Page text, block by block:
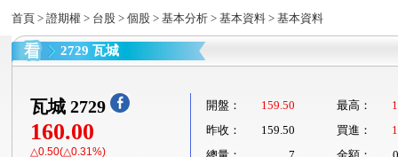
首頁 > 證期權 > 台股 > 個股 > 基本分析 > 基本資料 > 基本資料
2729 瓦城
瓦城 2729
160.00
△0.50(△0.31%)
開盤： 159.50 最高：
昨收：
159.50 買進：